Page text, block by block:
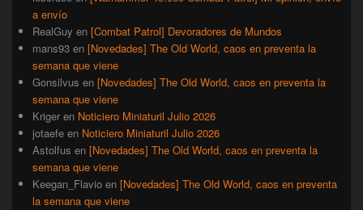
a envío
RealGuy en [Combat Patrol] Devoradores de Mundos
mans93 en [Novedades] The Old World, caos en preventa la
semana que viene
Gonsilvus en [Novedades] The Old World, caos en preventa la
semana que viene
Kriger en Noticiero Miniaturil Julio 2026
jotaefe en Noticiero Miniaturil Julio 2026
Astolfus en [Novedades] The Old World, caos en preventa la
semana que viene
Keegan_Flavio en [Novedades] The Old World, caos en preventa
la semana que viene